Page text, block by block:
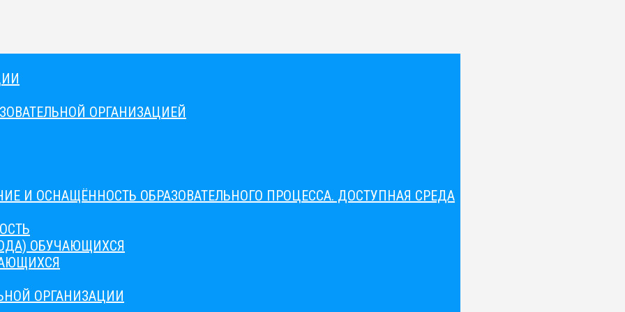
ОРГАНИЗАЦИЕЙ
И ОСНАЩЁННОСТЬ ОБРАЗОВАТЕЛЬНОГО ПРОЦЕССА. ДОСТУПНАЯ СРЕДА
ОБУЧАЮЩИХСЯ
ОРГАНИЗАЦИИ